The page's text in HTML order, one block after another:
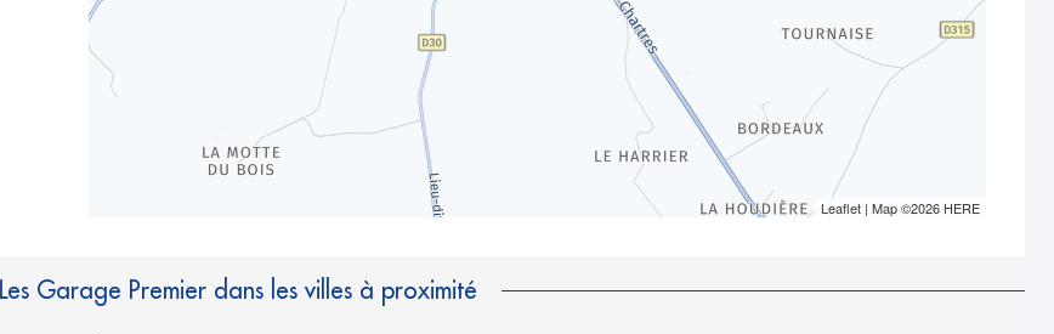
Leaflet| Map ©2026 HERE
Les Garage Premier dans les villes à proximité